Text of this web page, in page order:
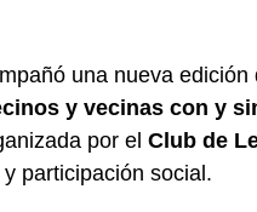
una nueva edición
y vecinas con y
por el Club de
participación social.